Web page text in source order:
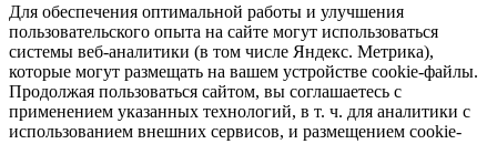
Для обеспечения оптимальной работы и улучшения
пользовательского опыта на сайте могут использоваться
системы веб-аналитики (в том числе Яндекс. Метрика),
которые могут размещать на вашем устройстве cookie-файлы.
Продолжая пользоваться сайтом, вы соглашаетесь с
применением указанных технологий, в т. ч. для аналитики с
использованием внешних сервисов, и размещением cookie-